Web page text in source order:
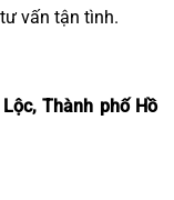
vấn tận tình.
Thành phố Hồ